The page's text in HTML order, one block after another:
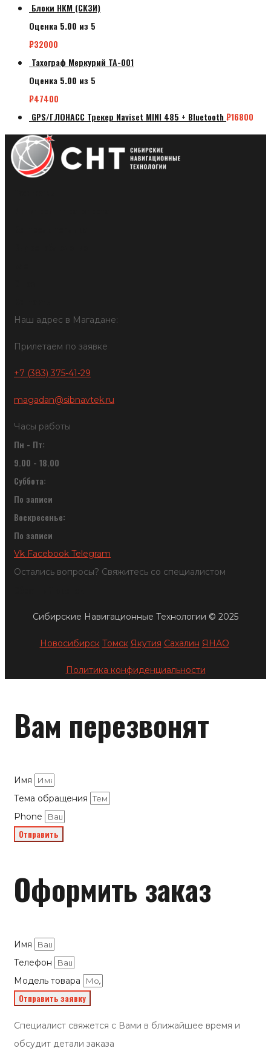
Блоки НКМ (СКЗИ)
Оценка 5.00 из 5
₽32000
Тахограф Меркурий ТА-001
Оценка 5.00 из 5
₽47400
GPS/ГЛОНАСС Трекер Naviset MINI 485 + Bluetooth ₽16800
Наш адрес в Магадане:
Прилетаем по заявке
+7 (383) 375-41-29
magadan@sibnavtek.ru
Часы работы
Пн - Пт:
9.00 - 18.00
Суббота:
По записи
Воскресенье:
По записи
Vk Facebook Telegram
Остались вопросы? Свяжитесь со специалистом
Сибирские Навигационные Технологии © 2025
Новосибирск Томск Якутия Сахалин ЯНАО
Политика конфиденциальности
Вам перезвонят
Имя
Тема обращения
Phone
Отправить
Оформить заказ
Имя
Телефон
Модель товара
Отправить заявку
Специалист свяжется с Вами в ближайшее время и
обсудит детали заказа